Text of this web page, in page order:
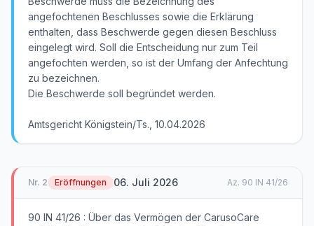
angefochtenen Beschlusses sowie die Erklärung
enthalten, dass Beschwerde gegen diesen Beschluss
eingelegt wird. Soll die Entscheidung nur zum Teil
angefochten werden, so ist der Umfang der Anfechtung
zu bezeichnen.
Die Beschwerde soll begründet werden.
Amtsgericht Königstein/Ts., 10.04.2026
Nr. 2 Eröffnungen 06. Juli 2026 Az. 90 IN 41/26
90 IN 41/26 : Über das Vermögen der CarusoCare